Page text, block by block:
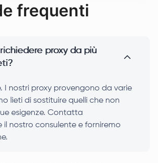
frequenti
proxy da più
I nostri proxy provengono da varie
lieti di sostituire quelli che non
esigenze. Contatta
il nostro consulente e forniremo